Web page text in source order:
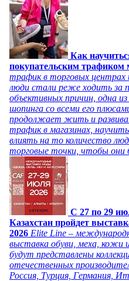
Как
покупательским трафиком
трафик в торговых центрах
люди стали реже ходить за
объективных причин, одна
шопинга со всеми его
продолжает жить и
трафик в магазинах,
влиять на то количество
торговые точки, чтобы они
C 27 по 29
Казахстан пройдет
2026 Elite Line –
выставка обуви, меха, кожи
будут представлены
отечественных
Россия, Турция, Германия,